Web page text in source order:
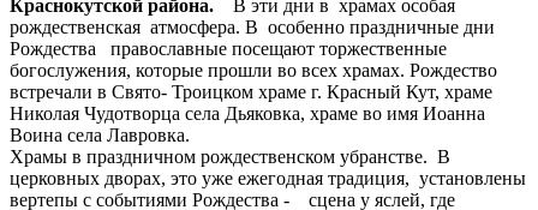
Краснокутской района.
В эти дни в храмах особая
рождественская атмосфера. В особенно праздничные дни
Рождества православные посещают торжественные
богослужения, которые прошли во всех храмах. Рождество
встречали в Свято- Троицком храме г. Красный Кут, храме
Николая Чудотворца села Дьяковка, храме во имя Иоанна
Воина села Лавровка.
Храмы в праздничном рождественском убранстве. В
церковных дворах, это уже ежегодная традиция, установлены
вертепы с событиями Рождества - сцена у яслей, где